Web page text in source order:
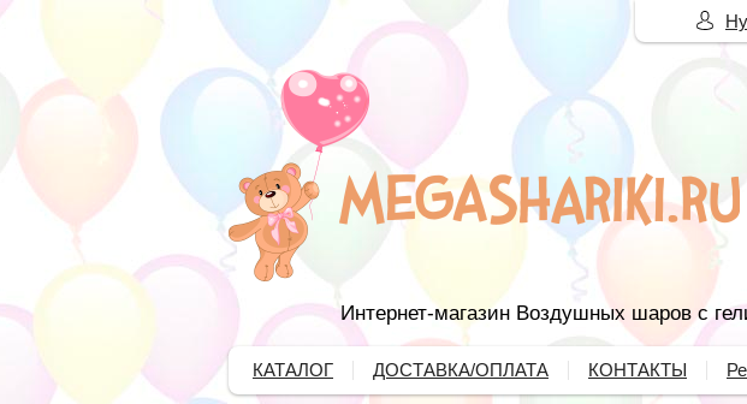
Интернет-магазин Воздушных шаров с
КАТАЛОГ ДОСТАВКА/ОПЛАТА КОНТАКТЫ